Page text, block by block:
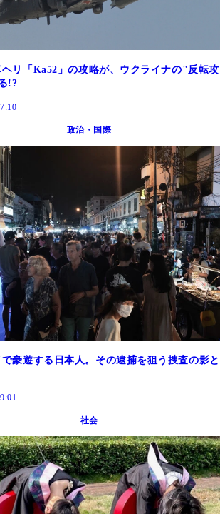
ヘリ「Ka52」の攻略が、ウクライナの"反転攻
!?
政治・国際
豪遊する日本人。その逮捕を狙う捜査の影と
社会